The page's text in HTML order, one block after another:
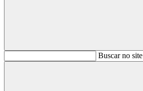
BuscarBuscar no site